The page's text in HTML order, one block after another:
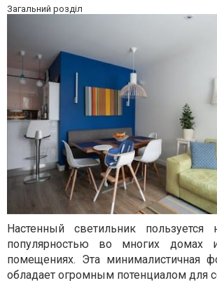
Загальний розділ
Настенный светильник пользуется
популярностью во многих домах
помещениях. Эта минималистичная
обладает огромным потенциалом для